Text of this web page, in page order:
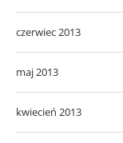
czerwiec 2013
maj 2013
kwiecień 2013